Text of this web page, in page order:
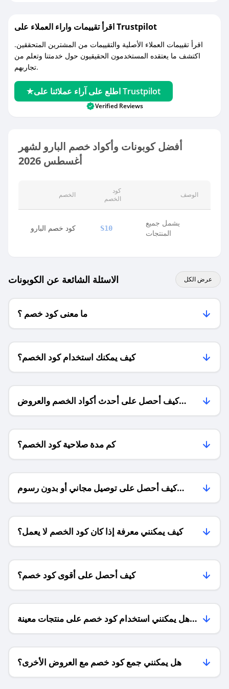
اقرأ تقييمات واراء العملاء على Trustpilot
اقرأ تقييمات العملاء الأصلية والتقييمات من المشترين المتحققين.
اكتشف ما يعتقده المستخدمون الحقيقيون حول خدمتنا وتعلم من
تجاربهم.
اطلع على آراء عملائنا على Trustpilot
Verified Reviews
أفضل كوبونات وأكواد خصم البارو لشهر
أغسطس 2026
الخصم
كود
الخصم
الوصف
كود خصم البارو S10
يشمل جميع
المنتجات
الاسئلة الشائعة عن الكوبونات عرض الكل
ما معنى كود خصم ؟
كيف يمكنك استخدام كود الخصم؟
كيف أحصل على أحدث أكواد الخصم والعروض
للمتاجر؟
كم مدة صلاحية كود الخصم؟
كيف أحصل على توصيل مجاني أو بدون رسوم
الشحن ؟
كيف يمكنني معرفة إذا كان كود الخصم لا يعمل؟
كيف أحصل على أقوى كود خصم؟
هل يمكنني استخدام كود خصم على منتجات معينة
فقط؟
هل يمكنني جمع كود خصم مع العروض الأخرى؟